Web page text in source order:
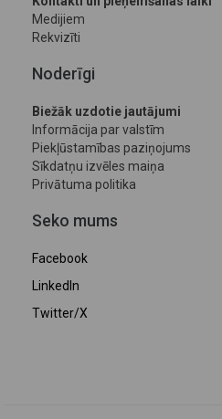
Medijiem
Rekvizīti
Noderīgi
Biežāk uzdotie jautājumi
Informācija par valstīm
Piekļūstamības paziņojums
Sīkdatņu izvēles maiņa
Privātuma politika
Seko mums
Facebook
LinkedIn
Twitter/X